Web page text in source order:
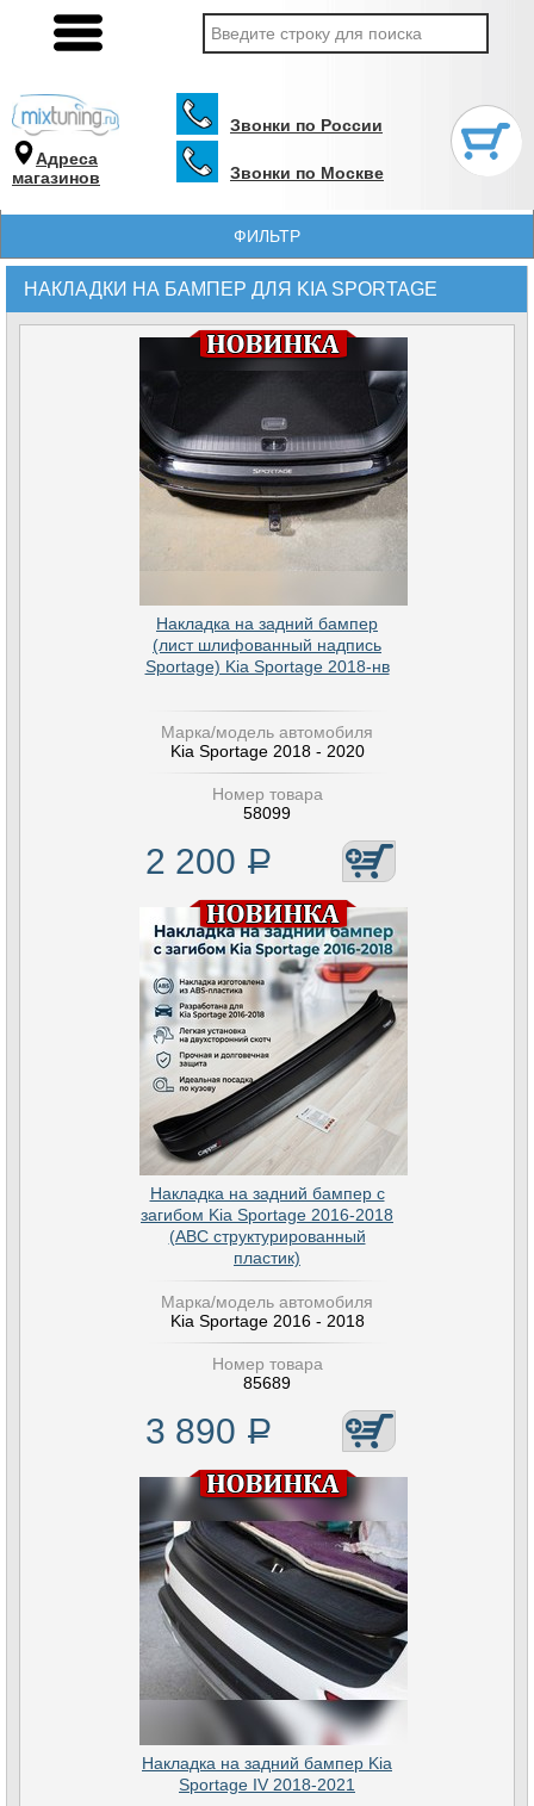
Адреса
магазинов
Звонки по России
Звонки по Москве
ФИЛЬТР
НАКЛАДКИ НА БАМПЕР ДЛЯ KIA SPORTAGE
Накладка на задний бампер
(лист шлифованный надпись
Sportage) Kia Sportage 2018-нв
Марка/модель автомобиля
Kia Sportage 2018 - 2020
Номер товара
58099
2 200 Р
Накладка на задний бампер с
загибом Kia Sportage 2016-2018
(АВС структурированный
пластик)
Марка/модель автомобиля
Kia Sportage 2016 - 2018
Номер товара
85689
3 890 Р
Накладка на задний бампер Kia
Sportage IV 2018-2021